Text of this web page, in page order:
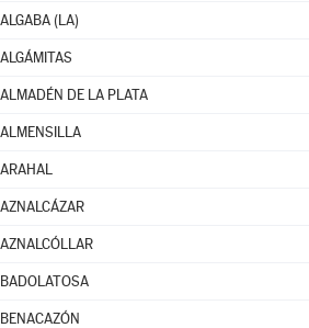
ALGABA (LA)
ALGÁMITAS
ALMADÉN DE LA PLATA
ALMENSILLA
ARAHAL
AZNALCÁZAR
AZNALCÓLLAR
BADOLATOSA
BENACAZÓN